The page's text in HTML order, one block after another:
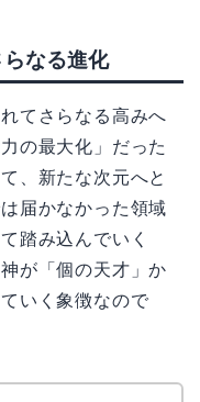
なる進化
てさらなる高みへ
の最大化」だった
、新たな次元へと
届かなかった領域
踏み込んでいく
が「個の天才」か
いく象徴なので